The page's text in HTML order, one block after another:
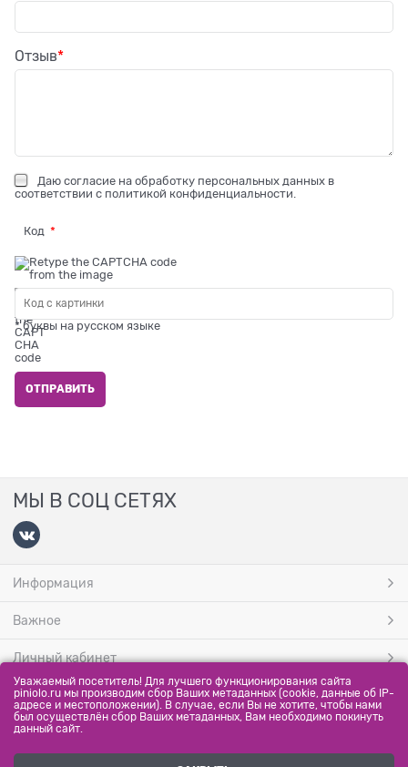
Отзыв
Даю согласие на обработку персональных данных в
соответствии с политикой конфиденциальности.
Код
* буквы на русском языке
МЫ В СОЦ СЕТЯХ
Информация
Важное
Личный кабинет
МЫ ПРИНИМАЕМ
Уважаемый посетитель! Для лучшего функционирования сайта
piniolo.ru мы производим сбор Ваших метаданных (cookie, данные об IP-
адресе и местоположении). В случае, если Вы не хотите, чтобы нами
был осуществлён сбор Ваших метаданных, Вам необходимо покинуть
данный сайт.